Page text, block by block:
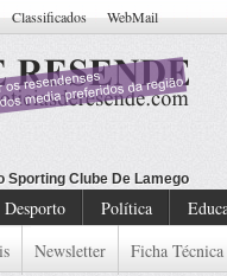
Classificados WebMail
Sporting Clube De Lamego
Desporto Política
Newsletter Ficha Técnica